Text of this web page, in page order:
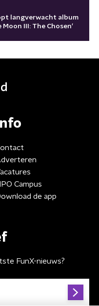
langverwacht album
Moon III: The Chosen'
Info
Campus
de app
FunX-nieuws?